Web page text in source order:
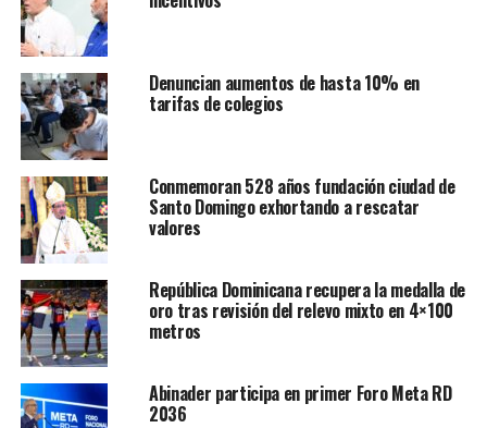
Denuncian aumentos de hasta 10% en
tarifas de colegios
Conmemoran 528 años fundación ciudad de
Santo Domingo exhortando a rescatar
valores
República Dominicana recupera la medalla de
oro tras revisión del relevo mixto en 4×100
metros
Abinader participa en primer Foro Meta RD
2036